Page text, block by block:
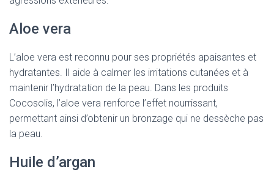
Aloe vera
L’aloe vera est reconnu pour ses propriétés apaisantes et
hydratantes. Il aide à calmer les irritations cutanées et à
maintenir l’hydratation de la peau. Dans les produits
Cocosolis, l’aloe vera renforce l’effet nourrissant,
permettant ainsi d’obtenir un bronzage qui ne dessèche pas
la peau.
Huile d’argan